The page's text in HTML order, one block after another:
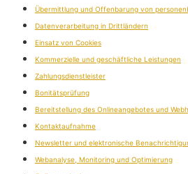
Übermittlung und Offenbarung von
Datenverarbeitung in Drittländern
Einsatz von Cookies
Kommerzielle und geschäftliche Leistungen
Zahlungsdienstleister
Bonitätsprüfung
Bereitstellung des Onlineangebotes und
Kontaktaufnahme
Newsletter und elektronische
Webanalyse, Monitoring und Optimierung